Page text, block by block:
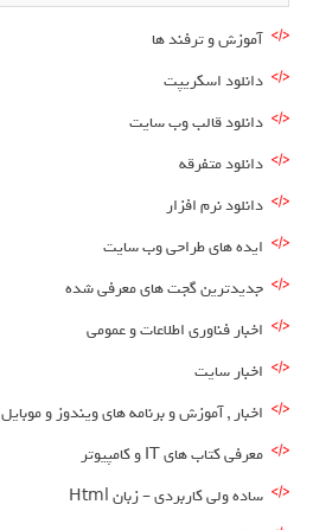
آموزش و ترفند ها
دانلود اسکریپت
دانلود قالب وب سایت
دانلود متفرقه
دانلود نرم افزار
ایده های طراحی وب سایت
جدیدترین گجت های معرفی شده
اخبار فناوری اطلاعات و عمومی
اخبار سایت
اخبار , آموزش و برنامه های ویندوز و موبایل
معرفی کتاب های IT و کامپیوتر
ساده ولی کاربردی – زبان Html